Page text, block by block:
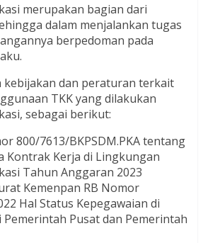
merupakan bagian dari
dalam menjalankan tugas
berpedoman pada
kebijakan dan peraturan terkait
TKK yang dilakukan
sebagai berikut:
800/7613/BKPSDM.PKA tentang
Kontrak Kerja di Lingkungan
Tahun Anggaran 2023
Kemenpan RB Nomor
Hal Status Kepegawaian di
Pusat dan Pemerintah